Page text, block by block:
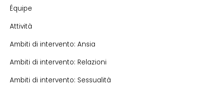
Équipe
Attività
Ambiti di intervento: Ansia
Ambiti di intervento: Relazioni
Ambiti di intervento: Sessualità